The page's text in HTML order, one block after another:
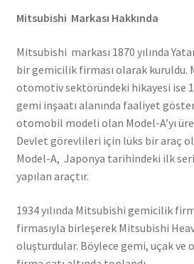
Mitsubishi Markası Hakkında
Mitsubishi markası 1870 yılında
bir gemicilik firması olarak kuruldu.
otomotiv sektöründeki hikayesi ise
gemi inşaatı alanında faaliyet
otomobil modeli olan Model-A’yı
Devlet görevlileri için lüks bir araç
Model-A, Japonya tarihindeki ilk
yapılan araçtır.
1934 yılında Mitsubishi gemicilik
firmasıyla birleşerek Mitsubishi
oluşturdular. Böylece gemi, uçak ve